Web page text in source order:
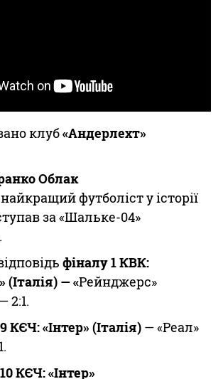
клуб«Андерлехт»
Облак
футболіст у історії
за «Шальке-04»
фіналу 1 КВК:
(Італія) — «Рейнджерс»
2:1.
КЄЧ: «Інтер» (Італія) — «Реал»
КЄЧ: «Інтер»